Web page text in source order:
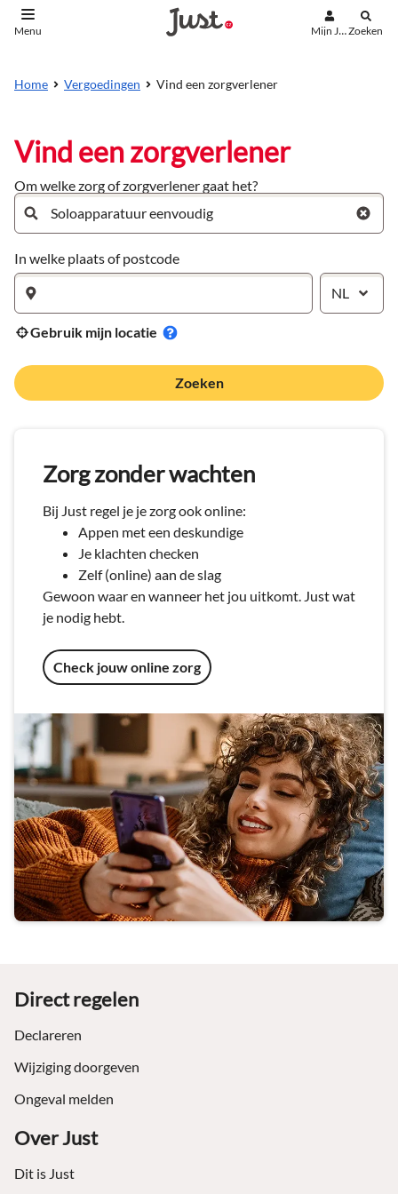
de inhoud
Menu Mijn JustZoeken
Home Vergoedingen Vind een zorgverlener
Vind een zorgverlener
Om welke zorg of zorgverlener gaat het?
In welke plaats of postcode
NL
Gebruik mijn locatie
Zoeken
Zorg zonder wachten
Bij Just regel je je zorg ook online:
Appen met een deskundige
Je klachten checken
Zelf (online) aan de slag
Gewoon waar en wanneer het jou uitkomt. Just wat
je nodig hebt.
Check jouw online zorg
Direct regelen
Declareren
Wijziging doorgeven
Ongeval melden
Over Just
Dit is Just